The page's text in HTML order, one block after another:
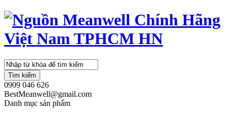
Tìm kiếm
0909 046 626
BestMeanwell@gmail.com
Danh mục sản phẩm